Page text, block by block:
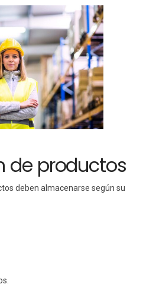
de productos
deben almacenarse según su